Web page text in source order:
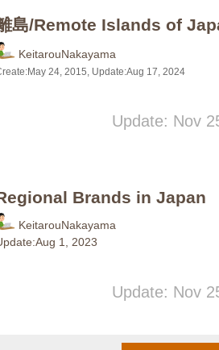
島/Remote Islands of
KeitarouNakayama
May 24, 2015, Update:Aug 17, 2024
Update: Nov
Brands in Japan
KeitarouNakayama
Aug 1, 2023
Update: Nov